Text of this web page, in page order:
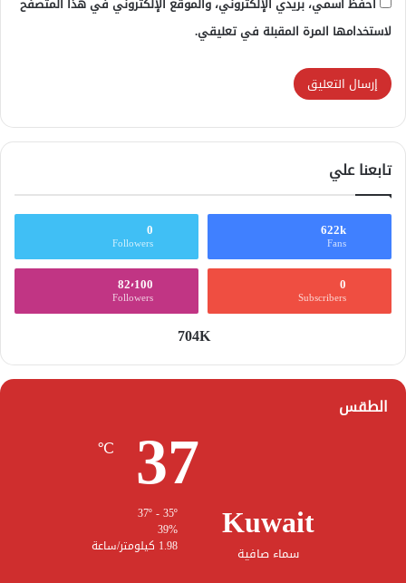
لاستخدامها المرة المقبلة في تعليقي.
تابعنا علي
622k
Fans
0
Followers
0
Subscribers
82٬100
Followers
704K
الطقس
Kuwait
سماء صافية
37
℃
39%
1.98 كيلومتر/ساعة